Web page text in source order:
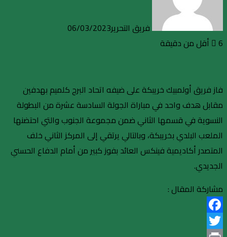
فريق التحرير06/03/2023
6
أقل من دقيقة
فاز فريق أولمبيك خريبكة على ضيفه اتحاد البرج كلميم بهدفين
مقابل هدف واحد في مباراة الجولة السادسة عشرة من البطولة
النسوية في قسمها الثاني ضمن مجموعة الجنوب والتي احتضنها
الملعب البلدي بخريبكة، وبالتالي يرتقي إلى المركز الثاني خلف
المتصدر أكاديمية فينكس العائد بفوز كبير من أمام الدفاع الحسني
الجديدي.
مشاركة المقال :
Facebook